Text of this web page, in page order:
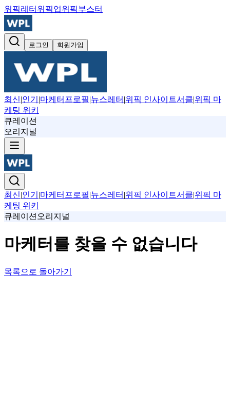
위픽레터 위픽업위픽부스터
로그인 회원가입
최신|인기 |마케터프로필|뉴스레터 |위픽 인사이트서클|위픽 마
케팅 위키
큐레이션
오리지널
최신|인기 |마케터프로필|뉴스레터 |위픽 인사이트서클|위픽 마
케팅 위키
큐레이션 오리지널
마케터를 찾을 수 없습니다
목록으로 돌아가기